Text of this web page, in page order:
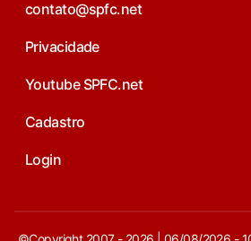
contato@spfc.net
Privacidade
Youtube SPFC.net
Cadastro
Login